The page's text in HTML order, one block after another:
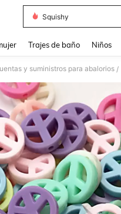
Squishy
Trajes de baño Niños
y suministros para abalorios /